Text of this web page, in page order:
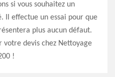
si vous souhaitez un
effectue un essai pour que
plus aucun défaut.
votre devis chez Nettoyage
!